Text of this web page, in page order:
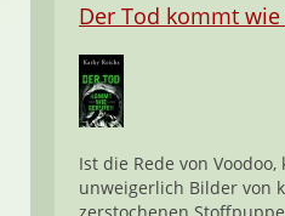
Der Tod kommt
Ist die Rede von
unweigerlich Bilder von